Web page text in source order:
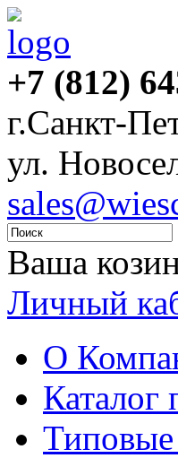
+7 (812)
г.Санкт-
ул.
Ваша
Личный
О
Каталог